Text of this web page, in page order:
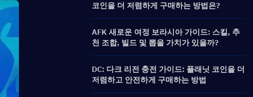
코인을 더 저렴하게 구매하는 방법은?
AFK 새로운 여정 보라시아 가이드: 스킬, 추
천 조합, 빌드 및 뽑을 가치가 있을까?
DC: 다크 리전 충전 가이드: 플래닛 코인을 더
저렴하고 안전하게 구매하는 방법